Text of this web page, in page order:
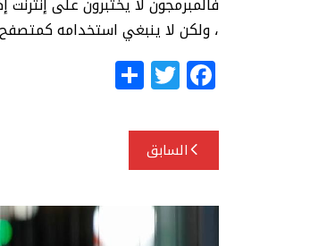
، ولكن لا ينبغي استخدامه
F
a
c
e
o
T
w
itt
eتصفّح
المقالات
السابق